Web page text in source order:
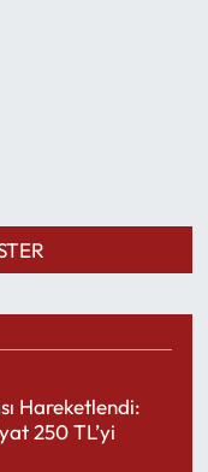
Hareketlendi:
250 TL’yi